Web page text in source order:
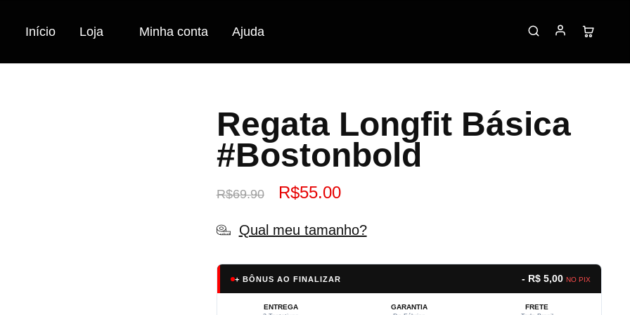
Início Loja Minha conta Ajuda
Regata Longfit Básica
#Bostonbold
R$69.90 R$55.00
Qual meu tamanho?
+ BÔNUS AO FINALIZAR - R$ 5,00 NO PIX
ENTREGA GARANTIA FRETE